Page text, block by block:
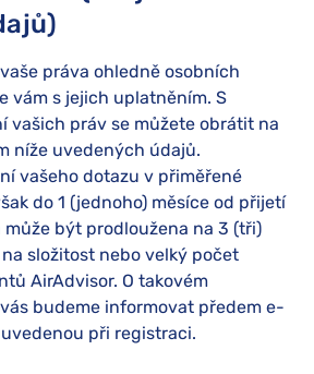
práva ohledně osobních
vám s jejich uplatněním. S
vašich práv se můžete obrátit na
níže uvedených údajů.
vašeho dotazu v přiměřené
do 1 (jednoho) měsíce od přijetí
může být prodloužena na 3 (tři)
složitost nebo velký počet
AirAdvisor. O takovém
budeme informovat předem e-
při registraci.